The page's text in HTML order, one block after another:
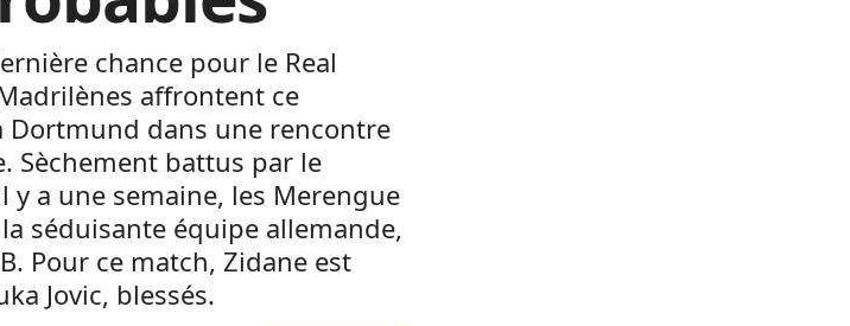
chance pour le Real
affrontent ce
Dortmund dans une rencontre
Sèchement battus par le
y a une semaine, les Merengue
séduisante équipe allemande,
Pour ce match, Zidane est
Jovic, blessés.